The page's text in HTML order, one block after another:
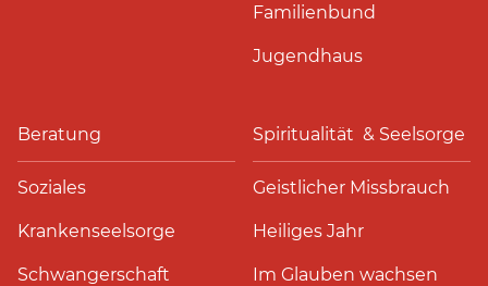
Familienbund
Jugendhaus
Beratung
Soziales
Krankenseelsorge
Schwangerschaft
Spiritualität & Seelsorge
Geistlicher Missbrauch
Heiliges Jahr
Im Glauben wachsen